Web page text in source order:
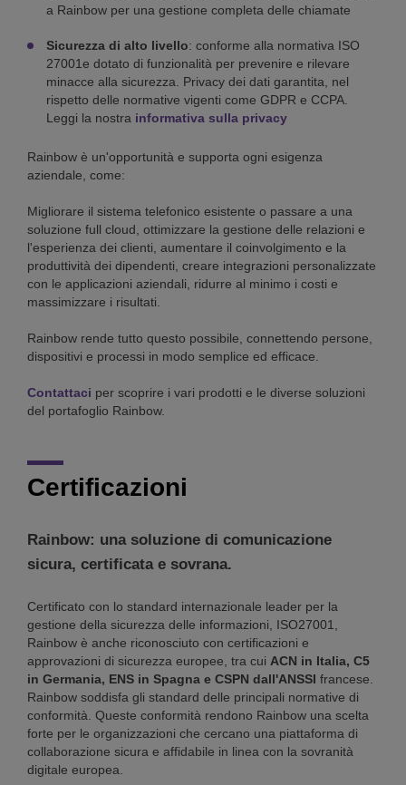
a Rainbow per una gestione completa delle chiamate
Sicurezza di alto livello: conforme alla normativa ISO
27001e dotato di funzionalità per prevenire e rilevare
minacce alla sicurezza. Privacy dei dati garantita, nel
rispetto delle normative vigenti come GDPR e CCPA.
Leggi la nostra informativa sulla privacy
Rainbow è un'opportunità e supporta ogni esigenza
aziendale, come:
Migliorare il sistema telefonico esistente o passare a una
soluzione full cloud, ottimizzare la gestione delle relazioni e
l'esperienza dei clienti, aumentare il coinvolgimento e la
produttività dei dipendenti, creare integrazioni personalizzate
con le applicazioni aziendali, ridurre al minimo i costi e
massimizzare i risultati.
Rainbow rende tutto questo possibile, connettendo persone,
dispositivi e processi in modo semplice ed efficace.
Contattaci per scoprire i vari prodotti e le diverse soluzioni
del portafoglio Rainbow.
Certificazioni
Rainbow: una soluzione di comunicazione
sicura, certificata e sovrana.
Certificato con lo standard internazionale leader per la
gestione della sicurezza delle informazioni, ISO27001,
Rainbow è anche riconosciuto con certificazioni e
approvazioni di sicurezza europee, tra cui ACN in Italia, C5
in Germania, ENS in Spagna e CSPN dall'ANSSI francese.
Rainbow soddisfa gli standard delle principali normative di
conformità. Queste conformità rendono Rainbow una scelta
forte per le organizzazioni che cercano una piattaforma di
collaborazione sicura e affidabile in linea con la sovranità
digitale europea.